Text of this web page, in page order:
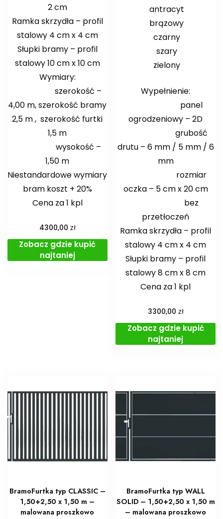
2 cm
Ramka skrzydła – profil
stalowy 4 cm x 4 cm
Słupki bramy – profil
stalowy 10 cm x 10 cm
Wymiary:
szerokość –
4,00 m, szerokość bramy
2,5 m , szerokość furtki
1,5 m
wysokość –
1,50 m
Niestandardowe wymiary
bram koszt + 20%
Cena za 1 kpl
4300,00 zł
Zobacz gdzie kupić
najtaniej
antracyt
brązowy
czarny
szary
zielony
Wypełnienie:
panel
ogrodzeniowy – 2D
grubość
drutu – 6 mm / 5 mm / 6
mm
rozmiar
oczka – 5 cm x 20 cm
bez
przetłoczeń
Ramka skrzydła – profil
stalowy 4 cm x 4 cm
Słupki bramy – profil
stalowy 8 cm x 8 cm
Cena za 1 kpl
3300,00 zł
Zobacz gdzie kupić
najtaniej
BramoFurtka typ CLASSIC –
1,50+2,50 x 1,50 m –
malowana proszkowo
BramoFurtka typ WALL
SOLID – 1,50+2,50 x 1,50 m
– malowana proszkowo